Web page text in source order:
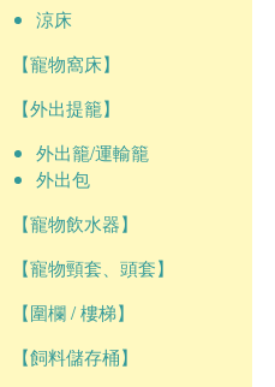
涼床
【寵物窩床】
【外出提籠】
外出籠/運輸籠
外出包
【寵物飲水器】
【寵物頸套、頭套】
【圍欄 / 樓梯】
【飼料儲存桶】